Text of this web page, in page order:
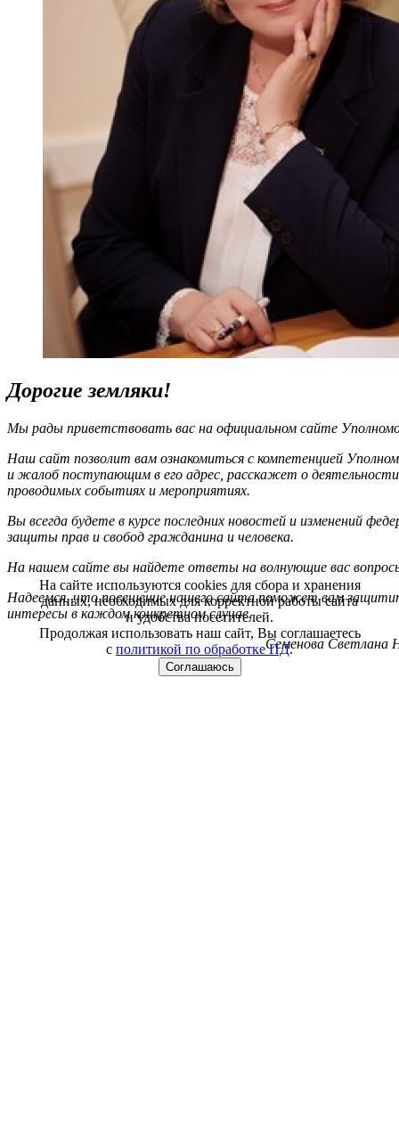
Дорогие земляки!
Мы рады приветствовать вас на официальном сайте
Наш сайт позволит вам ознакомиться с компетенцией
и жалоб поступающим в его адрес, расскажет о
проводимых событиях и мероприятиях.
Вы всегда будете в курсе последних новостей и изменений
защиты прав и свобод гражданина и человека.
На нашем сайте вы найдете ответы на волнующие вас
Надеемся, что посещение нашего сайта поможет вам
интересы в каждом конкретном случае.
Семенова Светлана
На сайте используются cookies для сбора и хранения
данных, необходимых для корректной работы сайта
и удобства посетителей.
Продолжая использовать наш сайт, Вы соглашаетесь
с политикой по обработке ПД.
Соглашаюсь